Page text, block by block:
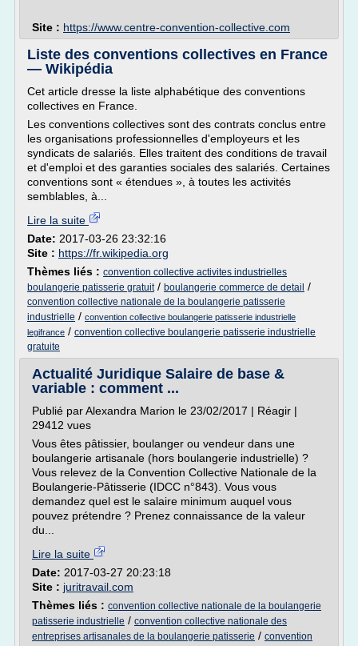
Site : https://www.centre-convention-collective.com
Liste des conventions collectives en France
— Wikipédia
Cet article dresse la liste alphabétique des conventions
collectives en France.
Les conventions collectives sont des contrats conclus entre
les organisations professionnelles d'employeurs et les
syndicats de salariés. Elles traitent des conditions de travail
et d'emploi et des garanties sociales des salariés. Certaines
conventions sont « étendues », à toutes les activités
semblables, à...
Lire la suite
Date: 2017-03-26 23:32:16
Site : https://fr.wikipedia.org
Thèmes liés : convention collective activites industrielles
boulangerie patisserie gratuit/ boulangerie commerce de detail /
convention collective nationale de la boulangerie patisserie
industrielle / convention collective boulangerie patisserie industrielle
legifrance / convention collective boulangerie patisserie industrielle
gratuite
Actualité Juridique Salaire de base &
variable : comment ...
Publié par Alexandra Marion le 23/02/2017 | Réagir |
29412 vues
Vous êtes pâtissier, boulanger ou vendeur dans une
boulangerie artisanale (hors boulangerie industrielle) ?
Vous relevez de la Convention Collective Nationale de la
Boulangerie-Pâtisserie (IDCC n°843). Vous vous
demandez quel est le salaire minimum auquel vous
pouvez prétendre ? Prenez connaissance de la valeur
du...
Lire la suite
Date: 2017-03-27 20:23:18
Site : juritravail.com
Thèmes liés : convention collective nationale de la boulangerie
patisserie industrielle / convention collective nationale des
entreprises artisanales de la boulangerie patisserie / convention